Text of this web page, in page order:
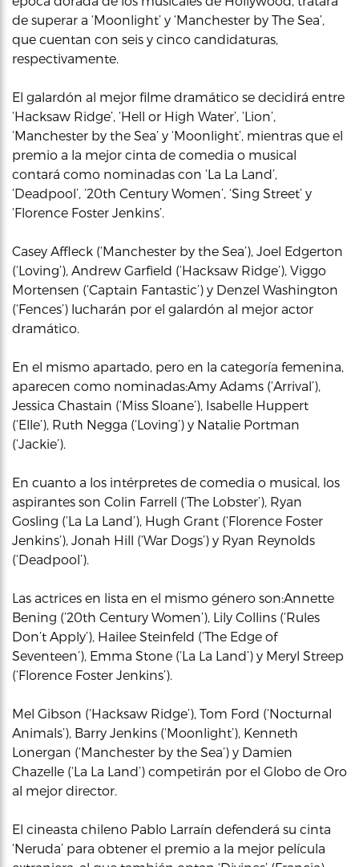
de superar a ‘Moonlight’ y ‘Manchester by The Sea’,
que cuentan con seis y cinco candidaturas,
respectivamente.
El galardón al mejor filme dramático se decidirá entre
‘Hacksaw Ridge’, ‘Hell or High Water’, ‘Lion’,
‘Manchester by the Sea’ y ‘Moonlight’, mientras que el
premio a la mejor cinta de comedia o musical
contará como nominadas con ‘La La Land’,
‘Deadpool’, ’20th Century Women’, ‘Sing Street’ y
‘Florence Foster Jenkins’.
Casey Affleck (‘Manchester by the Sea’), Joel Edgerton
(‘Loving’), Andrew Garfield (‘Hacksaw Ridge’), Viggo
Mortensen (‘Captain Fantastic’) y Denzel Washington
(‘Fences’) lucharán por el galardón al mejor actor
dramático.
En el mismo apartado, pero en la categoría femenina,
aparecen como nominadas:Amy Adams (‘Arrival’),
Jessica Chastain (‘Miss Sloane’), Isabelle Huppert
(‘Elle’), Ruth Negga (‘Loving’) y Natalie Portman
(‘Jackie’).
En cuanto a los intérpretes de comedia o musical, los
aspirantes son Colin Farrell (‘The Lobster’), Ryan
Gosling (‘La La Land’), Hugh Grant (‘Florence Foster
Jenkins’), Jonah Hill (‘War Dogs’) y Ryan Reynolds
(‘Deadpool’).
Las actrices en lista en el mismo género son:Annette
Bening (’20th Century Women’), Lily Collins (‘Rules
Don’t Apply’), Hailee Steinfeld (‘The Edge of
Seventeen’), Emma Stone (‘La La Land’) y Meryl Streep
(‘Florence Foster Jenkins’).
Mel Gibson (‘Hacksaw Ridge’), Tom Ford (‘Nocturnal
Animals’), Barry Jenkins (‘Moonlight’), Kenneth
Lonergan (‘Manchester by the Sea’) y Damien
Chazelle (‘La La Land’) competirán por el Globo de Oro
al mejor director.
El cineasta chileno Pablo Larraín defenderá su cinta
‘Neruda’ para obtener el premio a la mejor película